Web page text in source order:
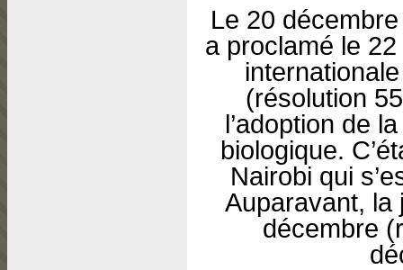
Le 20
a proclamé le
(résolution
l’adoption de
biologique.
Nairobi qui
Auparavant, la
décembre